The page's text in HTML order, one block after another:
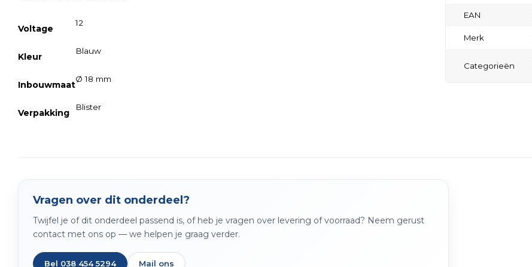
Voltage
12
Kleur
Blauw
Inbouwmaat
Ø 18 mm
Verpakking
Blister
EAN
Merk
Categorieën
Vragen over dit onderdeel?
Twijfel je of dit onderdeel passend is, of heb je vragen over levering of voorraad? Neem gerust
contact met ons op — we helpen je graag verder.
Bel 038 454 5294 Mail ons